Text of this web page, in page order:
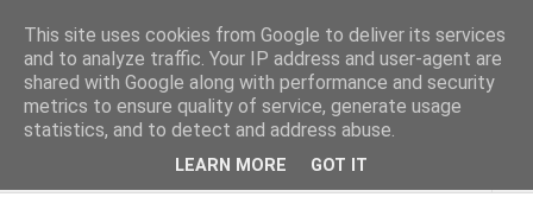
"Kvaka"
Časopis za književnost ISSN 2459-5632
This site uses cookies from Google to deliver its services
and to analyze traffic. Your IP address and user-agent are
shared with Google along with performance and security
metrics to ensure quality of service, generate usage
statistics, and to detect and address abuse.
LEARN MORE GOT IT